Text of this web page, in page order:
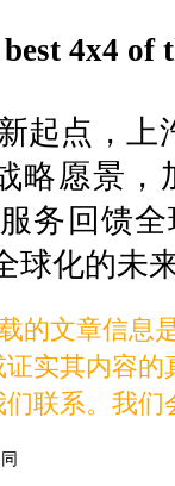
4x4 of
起点，上
略愿景
务回馈
球化的未
文章信息
实其内容
联系。我